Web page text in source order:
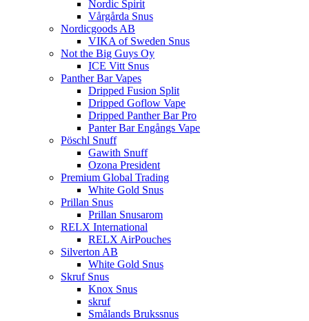
Nordic Spirit
Vårgårda Snus
Nordicgoods AB
VIKA of Sweden Snus
Not the Big Guys Oy
ICE Vitt Snus
Panther Bar Vapes
Dripped Fusion Split
Dripped Goflow Vape
Dripped Panther Bar Pro
Panter Bar Engångs Vape
Pöschl Snuff
Gawith Snuff
Ozona President
Premium Global Trading
White Gold Snus
Prillan Snus
Prillan Snusarom
RELX International
RELX AirPouches
Silverton AB
White Gold Snus
Skruf Snus
Knox Snus
skruf
Smålands Brukssnus